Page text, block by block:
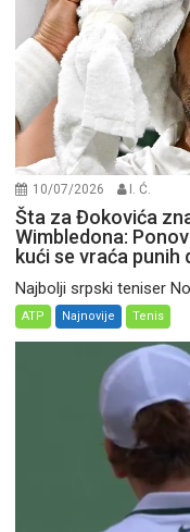
10/07/2026 I. Ć.
Šta za Đokovića
Wimbledona:
kući se vraća punih
Najbolji srpski teniser
ATP Najnovije Tenis